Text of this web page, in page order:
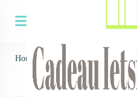
Home > Feestdagen 1 - raamsticker